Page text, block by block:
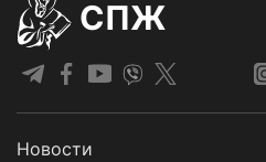
СПЖ
Новости